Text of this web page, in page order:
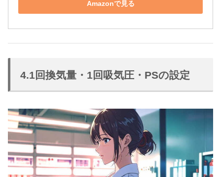
Amazonで見る
4.1回換気量・1回吸気圧・PSの設定